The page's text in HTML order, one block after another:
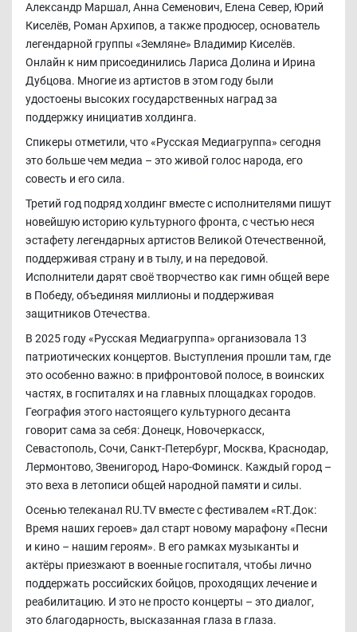
Александр Маршал, Анна Семенович, Елена Север, Юрий
Киселёв, Роман Архипов, а также продюсер, основатель
легендарной группы «Земляне» Владимир Киселёв.
Онлайн к ним присоединились Лариса Долина и Ирина
Дубцова. Многие из артистов в этом году были
удостоены высоких государственных наград за
поддержку инициатив холдинга.
Спикеры отметили, что «Русская Медиагруппа» сегодня
это больше чем медиа – это живой голос народа, его
совесть и его сила.
Третий год подряд холдинг вместе с исполнителями пишут
новейшую историю культурного фронта, с честью неся
эстафету легендарных артистов Великой Отечественной,
поддерживая страну и в тылу, и на передовой.
Исполнители дарят своё творчество как гимн общей вере
в Победу, объединяя миллионы и поддерживая
защитников Отечества.
В 2025 году «Русская Медиагруппа» организовала 13
патриотических концертов. Выступления прошли там, где
это особенно важно: в прифронтовой полосе, в воинских
частях, в госпиталях и на главных площадках городов.
География этого настоящего культурного десанта
говорит сама за себя: Донецк, Новочеркасск,
Севастополь, Сочи, Санкт-Петербург, Москва, Краснодар,
Лермонтово, Звенигород, Наро-Фоминск. Каждый город –
это веха в летописи общей народной памяти и силы.
Осенью телеканал RU.TV вместе с фестивалем «RТ.Док:
Время наших героев» дал старт новому марафону «Песни
и кино – нашим героям». В его рамках музыканты и
актёры приезжают в военные госпиталя, чтобы лично
поддержать российских бойцов, проходящих лечение и
реабилитацию. И это не просто концерты – это диалог,
это благодарность, высказанная глаза в глаза.